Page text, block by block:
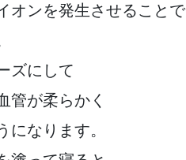
オンを発生させることで
ズにして
管が柔らかく
になります。